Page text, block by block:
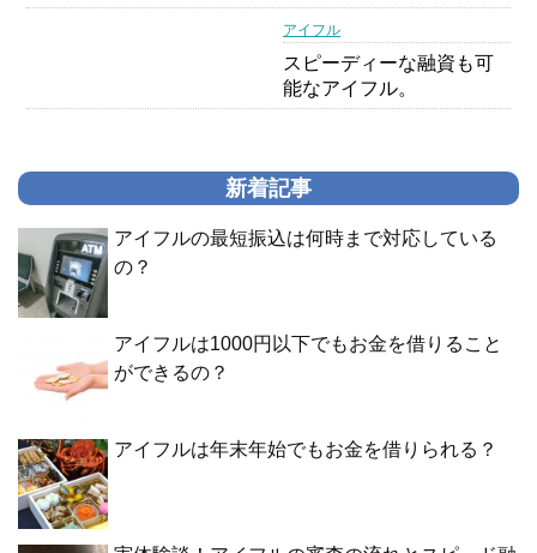
アイフル
スピーディーな融資も可
能なアイフル。
新着記事
アイフルの最短振込は何時まで対応している
の？
アイフルは1000円以下でもお金を借りること
ができるの？
アイフルは年末年始でもお金を借りられる？